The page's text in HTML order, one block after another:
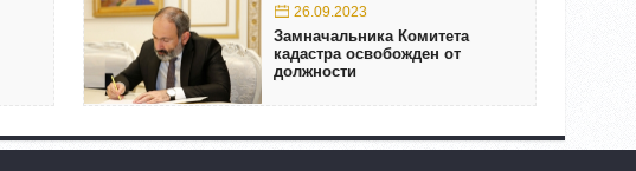
26.09.2023
Замначальника Комитета
кадастра освобожден от
должности